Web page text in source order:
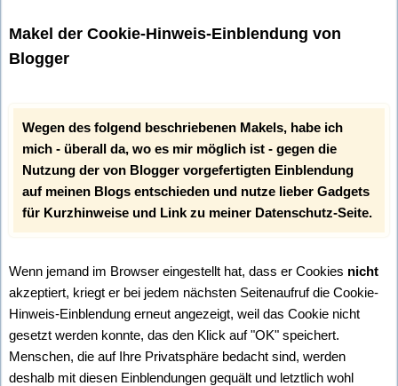
Makel der Cookie-Hinweis-Einblendung von
Blogger
Wegen des folgend beschriebenen Makels, habe ich
mich - überall da, wo es mir möglich ist - gegen die
Nutzung der von Blogger vorgefertigten Einblendung
auf meinen Blogs entschieden und nutze lieber Gadgets
für Kurzhinweise und Link zu meiner Datenschutz-Seite.
Wenn jemand im Browser eingestellt hat, dass er Cookies nicht
akzeptiert, kriegt er bei jedem nächsten Seitenaufruf die Cookie-
Hinweis-Einblendung erneut angezeigt, weil das Cookie nicht
gesetzt werden konnte, das den Klick auf "OK" speichert.
Menschen, die auf Ihre Privatsphäre bedacht sind, werden
deshalb mit diesen Einblendungen gequält und letztlich wohl